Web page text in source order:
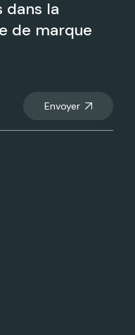
dans la
de marque
Envoyer